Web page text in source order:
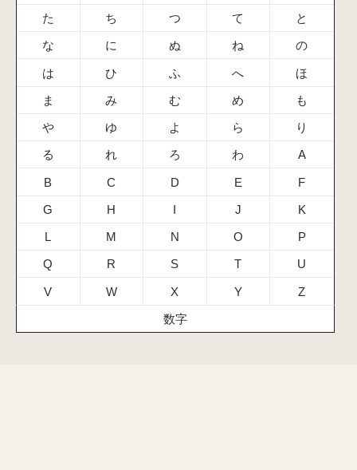
た ち つ て と
な に ぬ ね の
は ひ ふ へ ほ
ま み む め も
や ゆ よ ら り
る れ ろ わ A
B C D E F
G H I J K
L M N O P
Q R S T U
V W X Y Z
数字